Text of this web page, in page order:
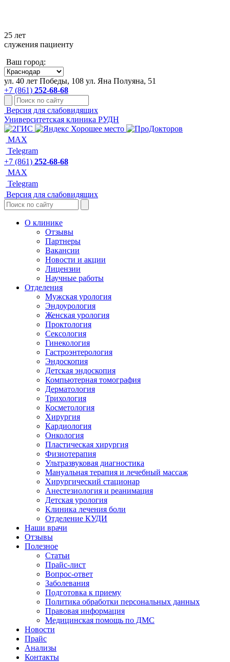
25 лет
служения пациенту
Ваш город:
ул. 40 лет Победы, 108 ул. Яна Полуяна, 51
+7 (861) 252-68-68
Версия для слабовидящих
Университетская клиника РУДН
MAX
Telegram
+7 (861) 252-68-68
MAX
Telegram
Версия для слабовидящих
О клинике
Отзывы
Партнеры
Вакансии
Новости и акции
Лицензии
Научные работы
Отделения
Мужская урология
Эндоурология
Женская урология
Проктология
Сексология
Гинекология
Гастроэнтерология
Эндоскопия
Детская эндоскопия
Компьютерная томография
Дерматология
Трихология
Косметология
Хирургия
Кардиология
Онкология
Пластическая хирургия
Физиотерапия
Ультразвуковая диагностика
Мануальная терапия и лечебный массаж
Хирургический стационар
Анестезиология и реанимация
Детская урология
Клиника лечения боли
Отделение КУДИ
Наши врачи
Отзывы
Полезное
Статьи
Прайс-лист
Вопрос-ответ
Заболевания
Подготовка к приему
Политика обработки персональных данных
Правовая информация
Медицинская помощь по ДМС
Новости
Прайс
Анализы
Контакты